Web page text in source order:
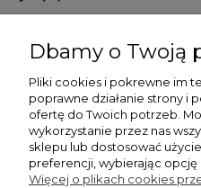
Więcej informacji
Dbamy o Twoją
Pliki cookies i pokrewne im
poprawne działanie strony i
ofertę do Twoich potrzeb.
wykorzystanie przez nas
sklepu lub dostosować
preferencji, wybierając opcję
Więcej o plikach cookies